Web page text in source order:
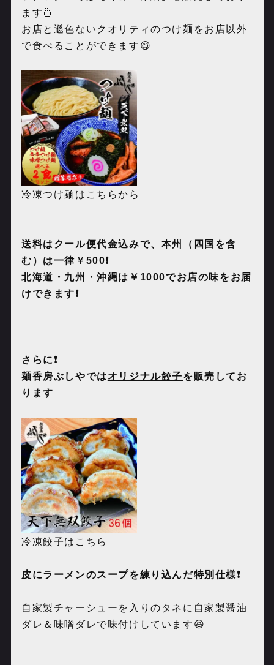
ます🍜
お店と遜色ないクオリティのつけ麺をお店以外
で食べることができます😋
冷凍つけ麺はこちらから
送料はクール便代金込みで、本州（四国を含
む）は一律￥ 500❗️
北海道・九州・沖縄は￥ 1000でお店の味をお届
けできます❗️
さらに❗️
麺香房ぶしやでは オリジナル餃子を販売してお
ります
冷凍餃子はこちら
皮にラーメンのスープを練り込んだ特別仕様❗️
自家製チャーシューを入りのタネに自家製醤油
ダレ＆味噌ダレ で味付けしています😆